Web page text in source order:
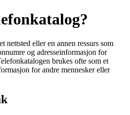
nettsted eller en annen ressurs som
og adresseinformasjon for
brukes ofte som et
for andre mennesker eller